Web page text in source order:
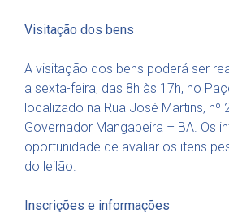
Visitação dos bens
A visitação dos bens poderá ser
a sexta-feira, das 8h às 17h, no
localizado na Rua José Martins, nº
Governador Mangabeira – BA. Os
oportunidade de avaliar os itens
do leilão.
Inscrições e informações